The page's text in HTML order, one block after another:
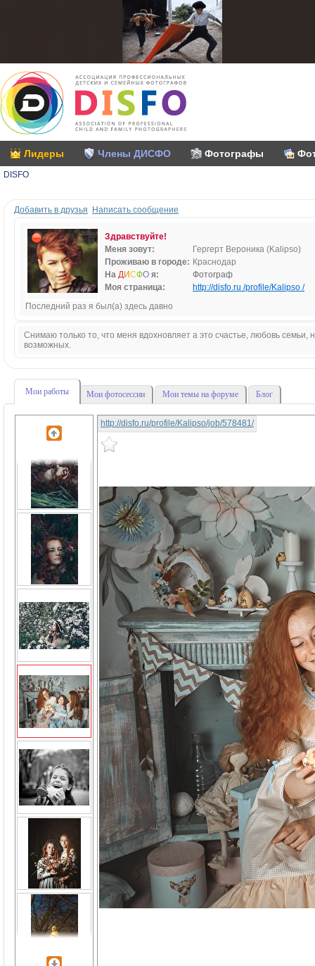
Лидеры Члены ДИСФО Фотографы
DISFO
Добавить в друзья Написать сообщение
Здравствуйте!
Меня зовут:
Гергерт Вероника (Kalipso)
Проживаю в городе: Краснодар
На ДИСФО я:
Фотограф
Моя страница:
http://disfo.ru /profile/Kalipso /
Последний раз я был(а) здесь давно
Снимаю только то, что меня вдохновляет а это счастье, любовь
возможных.
Мои работы Мои фотосессии Мои темы на форуме Блог
http://disfo.ru/profile/Kalipso/job/578481/